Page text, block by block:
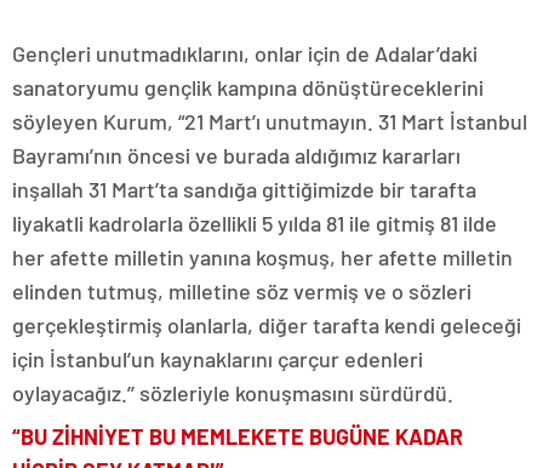
Gençleri unutmadıklarını, onlar için de Adalar’daki
sanatoryumu gençlik kampına dönüştüreceklerini
söyleyen Kurum, “21 Mart’ı unutmayın. 31 Mart İstanbul
Bayramı’nın öncesi ve burada aldığımız kararları
inşallah 31 Mart’ta sandığa gittiğimizde bir tarafta
liyakatli kadrolarla özellikli 5 yılda 81 ile gitmiş 81 ilde
her afette milletin yanına koşmuş, her afette milletin
elinden tutmuş, milletine söz vermiş ve o sözleri
gerçekleştirmiş olanlarla, diğer tarafta kendi geleceği
için İstanbul’un kaynaklarını çarçur edenleri
oylayacağız.’’ sözleriyle konuşmasını sürdürdü.
“BU ZİHNİYET BU MEMLEKETE BUGÜNE KADAR